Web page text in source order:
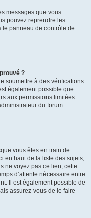
messages que vous
pouvez reprendre les
panneau de contrôle de
?
soumettre à des vérifications
également possible que
aux permissions limitées.
du forum.
vous êtes en train de
en haut de la liste des sujets,
ne voyez pas ce lien, cette
d’attente nécessaire entre
Il est également possible de
assurez-vous de le faire